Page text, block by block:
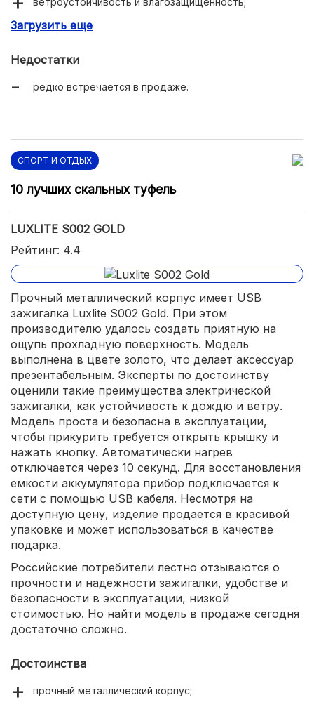
низкая цена.
Загрузить еще
Недостатки
редко встречается в продаже.
СПОРТ И ОТДЫХ
10 лучших скальных туфель
LUXLITE S002 GOLD
Рейтинг: 4.4
Прочный металлический корпус имеет USB
зажигалка Luxlite S002 Gold. При этом
производителю удалось создать приятную на
ощупь прохладную поверхность. Модель
выполнена в цвете золото, что делает аксессуар
презентабельным. Эксперты по достоинству
оценили такие преимущества электрической
зажигалки, как устойчивость к дождю и ветру.
Модель проста и безопасна в эксплуатации,
чтобы прикурить требуется открыть крышку и
нажать кнопку. Автоматически нагрев
отключается через 10 секунд. Для восстановления
емкости аккумулятора прибор подключается к
сети с помощью USB кабеля. Несмотря на
доступную цену, изделие продается в красивой
упаковке и может использоваться в качестве
подарка.
Российские потребители лестно отзываются о
прочности и надежности зажигалки, удобстве и
безопасности в эксплуатации, низкой
стоимостью. Но найти модель в продаже сегодня
достаточно сложно.
Достоинства
прочный металлический корпус;